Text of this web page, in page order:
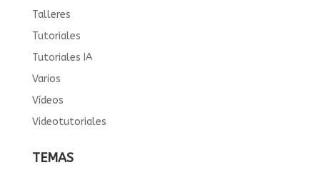
Talleres
Tutoriales
Tutoriales IA
Varios
Vídeos
Videotutoriales
TEMAS